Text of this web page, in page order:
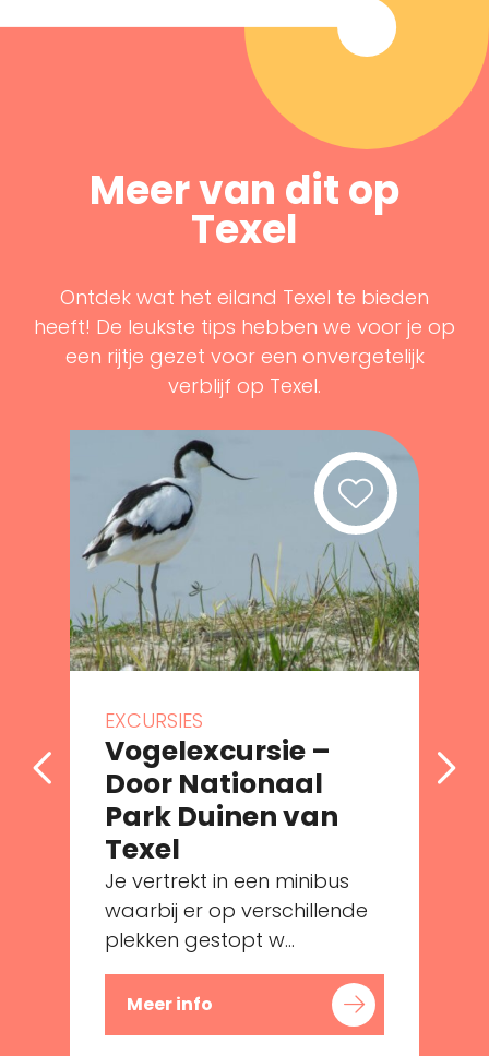
Meer van dit op
Texel
Ontdek wat het eiland Texel te bieden
heeft! De leukste tips hebben we voor je op
een rijtje gezet voor een onvergetelijk
verblijf op Texel.
EXCURSIES
Vogelexcursie –
Door Nationaal
Park Duinen van
Texel
Je vertrekt in een minibus
waarbij er op verschillende
plekken gestopt w...
Meer info